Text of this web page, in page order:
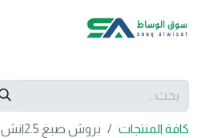
كافة المنتجات بروش صبغ 2.5انش CHPTB0125 انكو